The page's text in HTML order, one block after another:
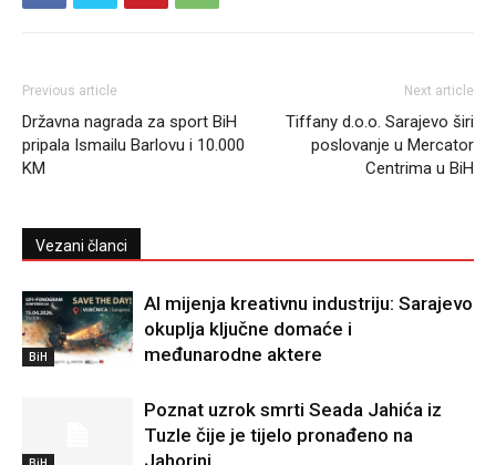
Previous article
Državna nagrada za sport BiH
pripala Ismailu Barlovu i 10.000
KM
Next article
Tiffany d.o.o. Sarajevo širi
poslovanje u Mercator
Centrima u BiH
Vezani članci
BiH
AI mijenja kreativnu industriju: Sarajevo
okuplja ključne domaće i
međunarodne aktere
Poznat uzrok smrti Seada Jahića iz
Tuzle čije je tijelo pronađeno na
Jahorini